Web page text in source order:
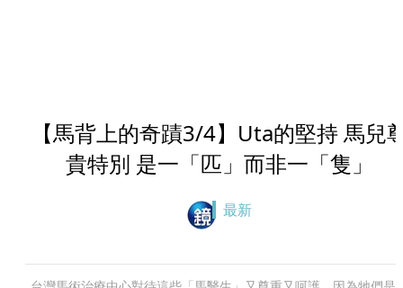
【馬背上的奇蹟3/4】Uta的堅持 馬兒
貴特別 是一「匹」而非一「隻」
最新